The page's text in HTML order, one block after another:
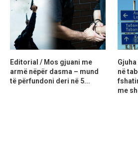
Editorial / Mos gjuani me
armë nëpër dasma – mund
të përfundoni deri në 5...
në
me